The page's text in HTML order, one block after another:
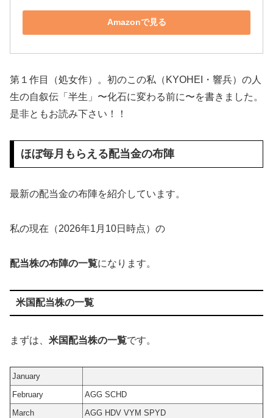
Amazonで見る
第１作目（処女作）。初のこの私（KYOHEI・響兵）の人
生の自叙伝「半生」〜化石に変わる前に〜を書きました。
是非ともお読み下さい！！
ほぼ毎月もらえる配当金の布陣
最新の配当金の布陣を紹介しています。
私の現在（2026年1月10日時点）の
配当株の布陣の一覧になります。
米国配当株の一覧
まずは、 米国配当株の一覧です。
January
February
AGG SCHD
March
AGG HDV VYM SPYD